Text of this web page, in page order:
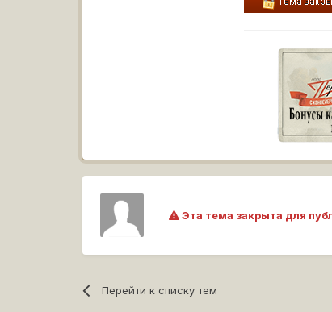
Эта тема закрыта для
Перейти к списку тем